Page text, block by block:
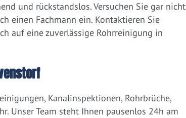
und rückstandslos. Versuchen Sie gar nicht
einen Fachmann ein. Kontaktieren Sie
auf eine zuverlässige Rohrreinigung in
Kanalinspektionen, Rohrbrüche,
Unser Team steht Ihnen pausenlos 24h am